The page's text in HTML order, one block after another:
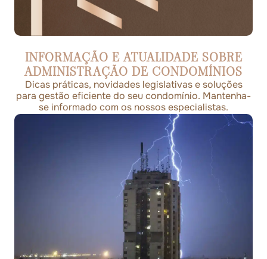
INFORMAÇÃO E ATUALIDADE SOBRE
ADMINISTRAÇÃO DE CONDOMÍNIOS
Dicas práticas, novidades legislativas e soluções
para gestão eficiente do seu condomínio. Mantenha-
se informado com os nossos especialistas.